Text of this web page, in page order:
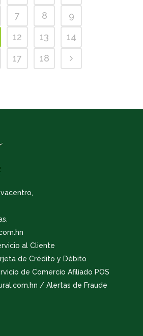
7 8
9
12 13
14
17 18
al Cliente
de Crédito y Débito
de Comercio Afiliado POS
/ Alertas de Fraude